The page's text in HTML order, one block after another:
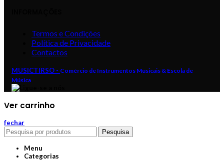
Termos e Condições
Política de Privacidade
Contactos
MUSICTIRSO - Comércio de Instrumentos Musicais & Escola de
Música
Ver carrinho
fechar
Pesquisa
Menu
Categorias